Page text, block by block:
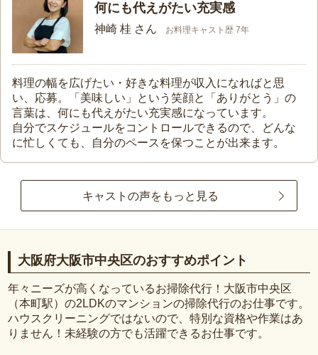
何にも代えがたい充実感
神崎 桂 さん お料理キャスト歴 7年
料理の幅を広げたい・好きな料理が収入になればと思
い、応募。「美味しい」という笑顔と「ありがとう」の
言葉は、何にも代えがたい充実感になっています。
自分でスケジュールをコントロールできるので、どんな
に忙しくても、自分のペースを保つことが出来ます。
キャストの声をもっと見る
大阪府大阪市中央区のおすすめポイント
年々ニーズが高くなっているお掃除代行！大阪市中央区
（本町駅）の2LDKのマンションの掃除代行のお仕事です。
ハウスクリーニングではないので、特別な資格や作業はあ
りません！未経験の方でも活躍できるお仕事です。